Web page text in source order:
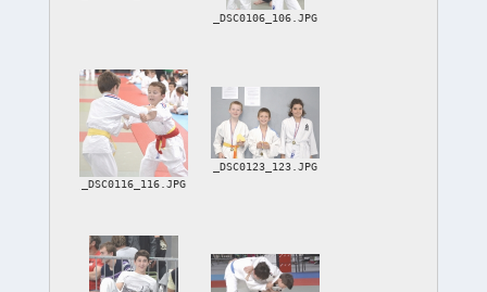
_DSC0106_106.JPG
_DSC0116_116.JPG
_DSC0123_123.JPG